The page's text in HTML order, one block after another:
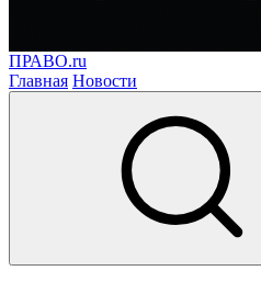
ПРАВО.ru
Главная Новости